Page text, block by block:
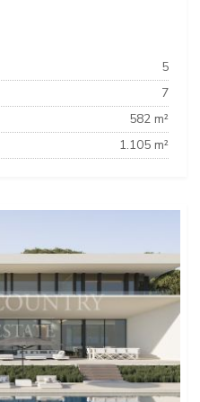
5
7
582 m²
1.105 m²